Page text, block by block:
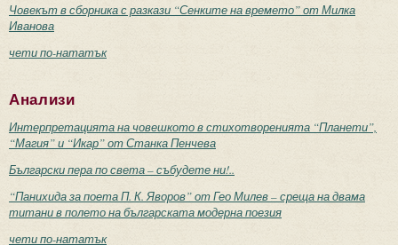
Човекът в сборника с разкази “Сенките на времето” от Милка
Иванова
чети по-нататък
Анализи
Интерпретацията на човешкото в стихотворенията “Планети”,
“Магия” и “Икар” от Станка Пенчева
Български пера по света – събудете ни!..
“Панихида за поета П. К. Яворов” от Гео Милев – среща на двама
титани в полето на българската модерна поезия
чети по-нататък